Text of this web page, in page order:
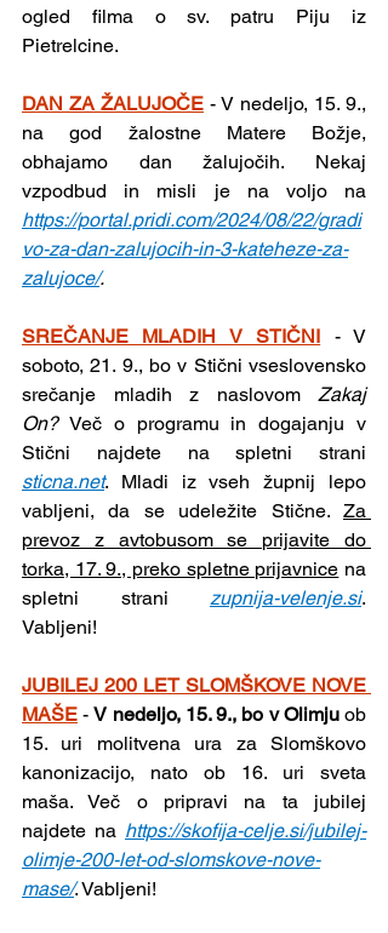
ogled filma o sv. patru Piju iz
Pietrelcine.
DAN ZA ŽALUJOČE - V nedeljo, 15. 9.,
na god žalostne Matere Božje,
obhajamo dan žalujočih. Nekaj
https://portal.pridi.com/2024/08/22/gradi
vo-za-dan-zalujocih-in-3-kateheze-za-
zalujoce/.
SREČANJE MLADIH V STIČNI
- V
soboto, 21. 9., bo v Stični vseslovensko
srečanje mladih z naslovom Zakaj
On? Več o programu in dogajanju v
sticna.net. Mladi iz vseh župnij lepo
vabljeni, da se udeležite Stične. Za
prevoz z avtobusom se prijavite do
torka, 17. 9., preko spletne prijavnice na
spletni strani zupnija-velenje.si.
Vabljeni!
JUBILEJ 200 LET SLOMŠKOVE NOVE
MAŠE - V nedeljo, 15. 9., bo v Olimju ob
15. uri molitvena ura za Slomškovo
kanonizacijo, nato ob 16. uri sveta
maša. Več o pripravi na ta jubilej
najdete na https://skofija-celje.si/jubilej-
olimje-200-let-od-slomskove-nove-
mase/. Vabljeni!